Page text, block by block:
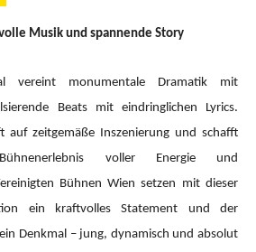
Musik und spannende Story
vereint monumentale Dramatik mit
Beats mit eindringlichen Lyrics.
auf zeitgemäße Inszenierung und schafft
voller Energie und
Bühnen Wien setzen mit dieser
ein kraftvolles Statement und der
Denkmal – jung, dynamisch und absolut